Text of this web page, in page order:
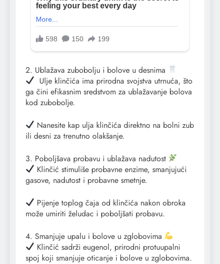
2. Ublažava zubobolju i bolove u desnima
Ulje klinčića ima prirodna svojstva utrnuća, što
ga čini efikasnim sredstvom za ublažavanje bolova
kod zubobolje.
Nanesite kap ulja klinčića direktno na bolni zub
ili desni za trenutno olakšanje.
3. Poboljšava probavu i ublažava nadutost
Klinčić stimuliše probavne enzime, smanjujući
gasove, nadutost i probavne smetnje.
Pijenje toplog čaja od klinčića nakon obroka
može umiriti želudac i poboljšati probavu.
4. Smanjuje upalu i bolove u zglobovima
Klinčić sadrži eugenol, prirodni protuupalni
spoj koji smanjuje oticanje i bolove u zglobovima.